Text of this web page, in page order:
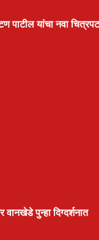
पाटील यांचा नवा चित्रपट
पुन्हा दिग्दर्शनात